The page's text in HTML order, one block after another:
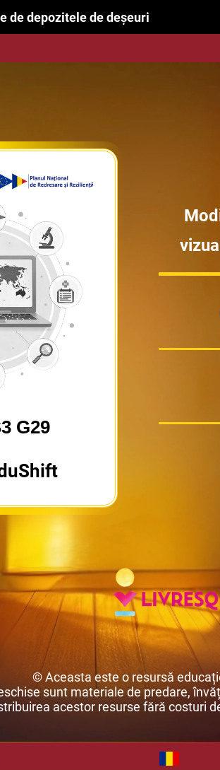
de depozitele de deșeuri
G29
© Aceasta este o resursă
sunt materiale de predare,
acestor resurse fără costuri